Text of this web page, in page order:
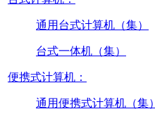
通用台式计算机（集）
台式一体机（集）
便携式计算机：
通用便携式计算机（集）